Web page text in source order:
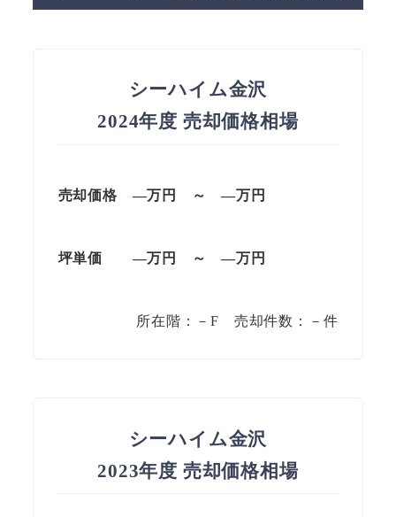
シーハイム金沢
2024年度 売却価格相場
売却価格 —万円 ～ —万円
坪単価 —万円 ～—万円
所在階：－F 売却件数：－件
シーハイム金沢
2023年度 売却価格相場